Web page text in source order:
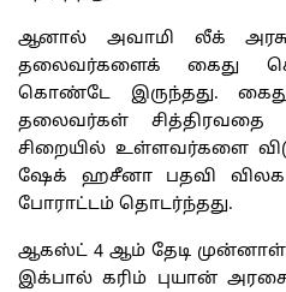
ஆனால் அவாமி லீக்
தலைவர்களைக் கைது
கொண்டே இருந்தது.
தலைவர்கள் சித்திரவதை
சிறையில் உள்ளவர்களை
ஷேக் ஹசீனா பதவி விலக
போராட்டம் தொடர்ந்தது.
ஆகஸ்ட் 4 ஆம் தேடி
இக்பால் கரிம் புயான்